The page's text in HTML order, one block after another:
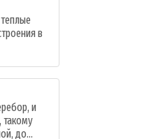
в
и
такому
до...